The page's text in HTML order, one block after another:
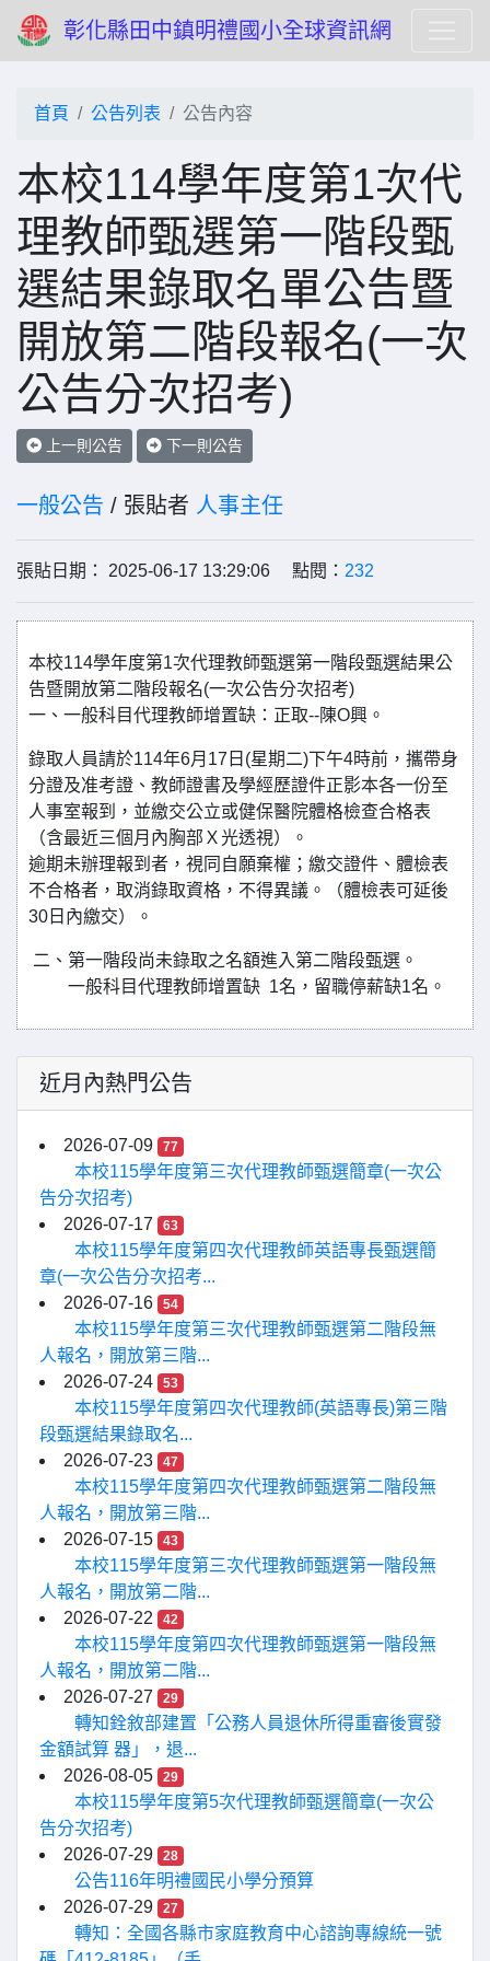
彰化縣田中鎮明禮國小全球資訊網
首頁 公告列表 公告內容
本校114學年度第1次代
理教師甄選第一階段甄
選結果錄取名單公告暨
開放第二階段報名(一次
公告分次招考)
上一則公告 下一則公告
一般公告 / 張貼者 人事主任
張貼日期： 2025-06-17 13:29:06 點閱： 232
本校114學年度第1次代理教師甄選第一階段甄選結果公
告暨開放第二階段報名(一次公告分次招考)
一、一般科目代理教師增置缺：正取--陳O興。
錄取人員請於114年6月17日(星期二)下午4時前，攜帶身
分證及准考證、教師證書及學經歷證件正影本各一份至
人事室報到，並繳交公立或健保醫院體格檢查合格表
（含最近三個月內胸部Ｘ光透視）。
逾期未辦理報到者，視同自願棄權；繳交證件、體檢表
不合格者，取消錄取資格，不得異議。（體檢表可延後
30日內繳交）。
二、第一階段尚未錄取之名額進入第二階段甄選。
一般科目代理教師增置缺 1名，留職停薪缺1名。
近月內熱門公告
2026-07-09 77
本校115學年度第三次代理教師甄選簡章(一次公
告分次招考)
2026-07-17
63
本校115學年度第四次代理教師英語專長甄選簡
章(一次公告分次招考...
2026-07-16
54
本校115學年度第三次代理教師甄選第二階段無
人報名，開放第三階...
2026-07-24
53
本校115學年度第四次代理教師(英語專長)第三階
段甄選結果錄取名...
2026-07-23
47
本校115學年度第四次代理教師甄選第二階段無
人報名，開放第三階...
2026-07-15
43
本校115學年度第三次代理教師甄選第一階段無
人報名，開放第二階...
2026-07-22
42
本校115學年度第四次代理教師甄選第一階段無
人報名，開放第二階...
2026-07-27
29
轉知銓敘部建置「公務人員退休所得重審後實發
金額試算 器」，退...
2026-08-05
29
本校115學年度第5次代理教師甄選簡章(一次公
告分次招考)
2026-07-29
28
公告116年明禮國民小學分預算
2026-07-29
27
轉知：全國各縣市家庭教育中心諮詢專線統一號